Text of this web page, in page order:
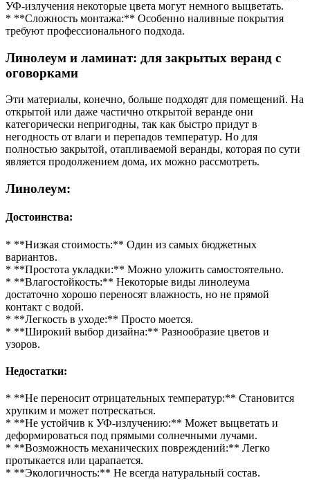
УФ-излучения некоторые цвета могут немного выцветать.
* **Сложность монтажа:** Особенно наливные покрытия
требуют профессионального подхода.
Линолеум и ламинат: для закрытых веранд с
оговорками
Эти материалы, конечно, больше подходят для помещений. На
открытой или даже частично открытой веранде они
категорически непригодны, так как быстро придут в
негодность от влаги и перепадов температур. Но для
полностью закрытой, отапливаемой веранды, которая по сути
является продолжением дома, их можно рассмотреть.
Линолеум:
Достоинства:
* **Низкая стоимость:** Один из самых бюджетных
вариантов.
* **Простота укладки:** Можно уложить самостоятельно.
* **Влагостойкость:** Некоторые виды линолеума
достаточно хорошо переносят влажность, но не прямой
контакт с водой.
* **Легкость в уходе:** Просто моется.
* **Широкий выбор дизайна:** Разнообразие цветов и
узоров.
Недостатки:
* **Не переносит отрицательных температур:** Становится
хрупким и может потрескаться.
* **Не устойчив к УФ-излучению:** Может выцветать и
деформироваться под прямыми солнечными лучами.
* **Возможность механических повреждений:** Легко
протыкается или царапается.
* **Экологичность:** Не всегда натуральный состав.